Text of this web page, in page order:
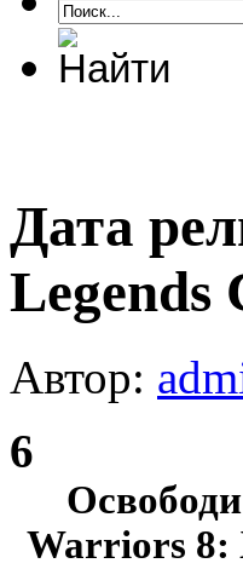
Дата
Legends
Автор:
6
Warriors 8: